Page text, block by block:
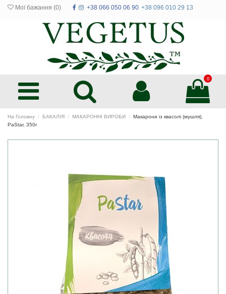
Мої бажання (0) +38 066 050 06 90 +38 096 010 29 13
0
На Головну БАКАЛІЯ МАКАРОННІ ВИРОБИ
Макарони із квасолі (мушля),
PaStar, 350г